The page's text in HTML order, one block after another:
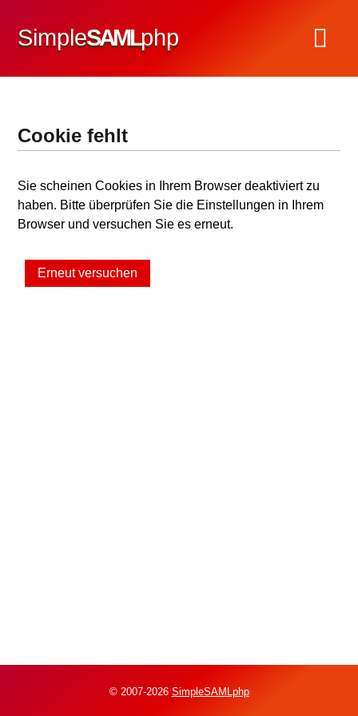
SimpleSAMLphp
Cookie fehlt
Sie scheinen Cookies in Ihrem Browser deaktiviert zu
haben. Bitte überprüfen Sie die Einstellungen in Ihrem
Browser und versuchen Sie es erneut.
Erneut versuchen
© 2007-2026 SimpleSAMLphp